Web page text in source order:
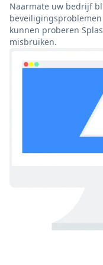
Naarmate uw bedrijf
kunnen proberen
misbruiken.